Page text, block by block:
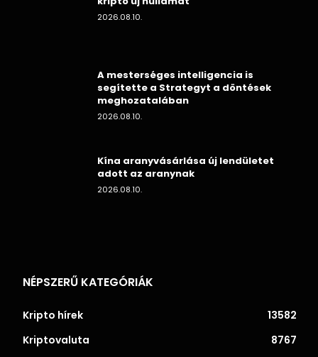
2026.08.10.
A mesterséges intelligencia is
segítette a Strategyt a döntések
meghozatalában
2026.08.10.
Kína aranyvásárlása új lendületet
adott az aranynak
2026.08.10.
NÉPSZERŰ KATEGÓRIÁK
Kripto hírek
13582
Kriptovaluta
8767